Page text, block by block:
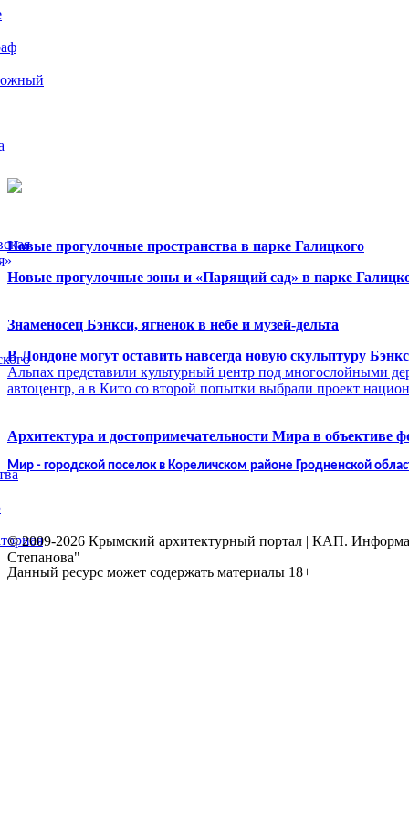
Новые прогулочные пространства в парке Галицкого
Новые прогулочные зоны и «Парящий сад» в парке
Знаменосец Бэнкси, ягненок в небе и музей-дельта
В Лондоне могут оставить навсегда новую скульптуру
Альпах представили культурный центр под многослойными
автоцентр, а в Кито со второй попытки выбрали проект
Архитектура и достопримечательности Мира в объективе
Мир - городской поселок в Кореличском районе Гродненской
© 2009-2026 Крымский архитектурный портал | КАП.
Степанова"
Данный ресурс может содержать материалы 18+